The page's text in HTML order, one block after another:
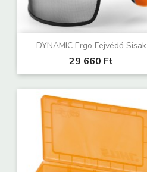
DYNAMIC Ergo Fejvédő Sisak
29 660 Ft